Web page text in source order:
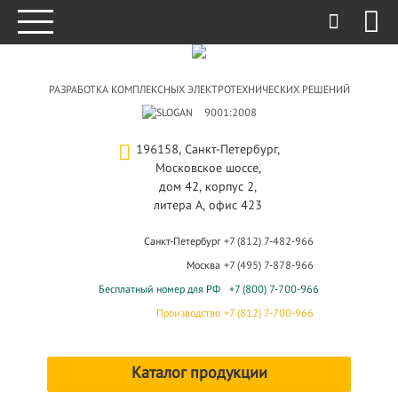
РАЗРАБОТКА КОМПЛЕКСНЫХ ЭЛЕКТРОТЕХНИЧЕСКИХ РЕШЕНИЙ
9001:2008
196158, Санкт-Петербург,
Московское шоссе,
дом 42, корпус 2,
литера А, офис 423
Санкт-Петербург
Москва
Бесплатный номер для РФ
Производство
+7 (812) 7-482-966
+7 (495) 7-878-966
+7 (800) 7-700-966
+7 (812) 7-700-966
Каталог продукции